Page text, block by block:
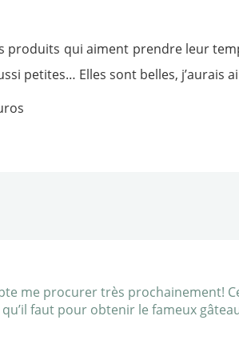
produits qui aiment prendre leur
petites… Elles sont belles, j’aurais
me procurer très prochainement!
faut pour obtenir le fameux